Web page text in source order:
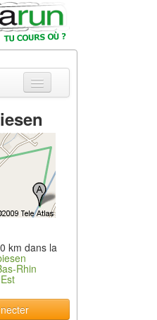
&
km dans la
Rhin